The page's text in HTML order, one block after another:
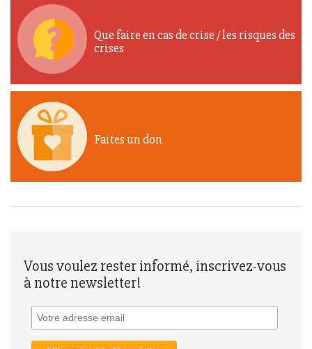
Que faire en cas de crise / les risques des
crises
Faites un don
Vous voulez rester informé, inscrivez-vous
à notre newsletter!